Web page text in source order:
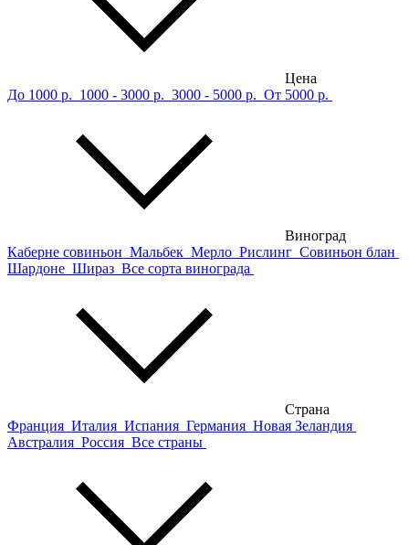
Цена
До 1000 р. 1000 - 3000 р. 3000 - 5000 р. От 5000 р.
Виноград
Каберне совиньон Мальбек Мерло Рислинг Совиньон блан
Шардоне Шираз Все сорта винограда
Страна
Франция Италия Испания Германия Новая Зеландия
Австралия Россия Все страны